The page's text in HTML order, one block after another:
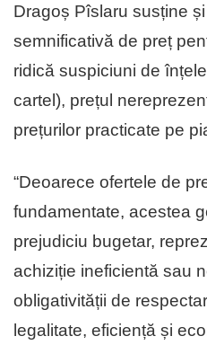
Dragoș Pîslaru susține
semnificativă de preț
ridică suspiciuni de
cartel), prețul
prețurilor practicate pe
“Deoarece ofertele de
fundamentate, acestea
prejudiciu bugetar,
achiziție ineficientă sau
obligativității de
legalitate, eficiență și